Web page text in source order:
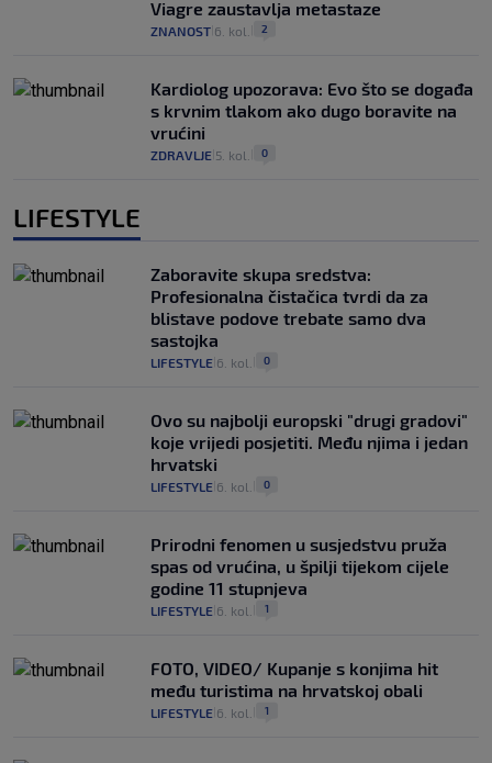
Viagre zaustavlja metastaze
ZNANOST 6. kol. 2
Kardiolog upozorava: Evo što se događa
s krvnim tlakom ako dugo boravite na
vrućini
ZDRAVLJE 5. kol. 0
LIFESTYLE
Zaboravite skupa sredstva:
Profesionalna čistačica tvrdi da za
blistave podove trebate samo dva
sastojka
LIFESTYLE 6. kol. 0
Ovo su najbolji europski "drugi gradovi"
koje vrijedi posjetiti. Među njima i jedan
hrvatski
LIFESTYLE 6. kol. 0
Prirodni fenomen u susjedstvu pruža
spas od vrućina, u špilji tijekom cijele
godine 11 stupnjeva
LIFESTYLE 6. kol. 1
FOTO, VIDEO/ Kupanje s konjima hit
među turistima na hrvatskoj obali
LIFESTYLE 6. kol. 1